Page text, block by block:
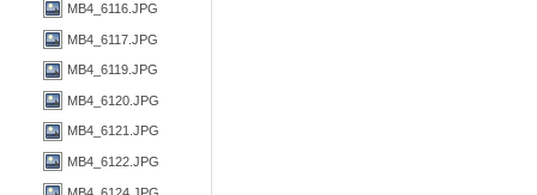
MB4_6116.JPG
MB4_6117.JPG
MB4_6119.JPG
MB4_6120.JPG
MB4_6121.JPG
MB4_6122.JPG